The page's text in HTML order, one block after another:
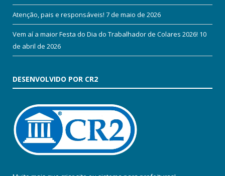
Atenção, pais e responsáveis! 7 de maio de 2026
Vem aí a maior Festa do Dia do Trabalhador de Colares 2026! 10
de abril de 2026
DESENVOLVIDO POR CR2